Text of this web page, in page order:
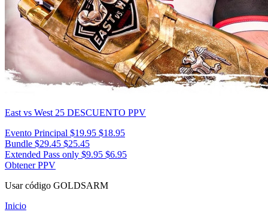
East vs West 25 DESCUENTO PPV
Evento Principal $19.95 $18.95
Bundle $29.45 $25.45
Extended Pass only $9.95 $6.95
Obtener PPV
Usar código GOLDSARM
Inicio